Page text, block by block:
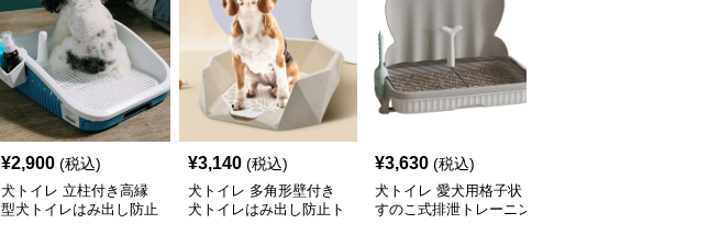
¥2,900 (税込)
犬トイレ 立柱付き高縁
型犬トイレはみ出し防止
¥3,140 (税込)
犬トイレ 多角形壁付き
犬トイレはみ出し防止ト
¥3,630 (税込)
犬トイレ 愛犬用格子状
すのこ式排泄トレーニン